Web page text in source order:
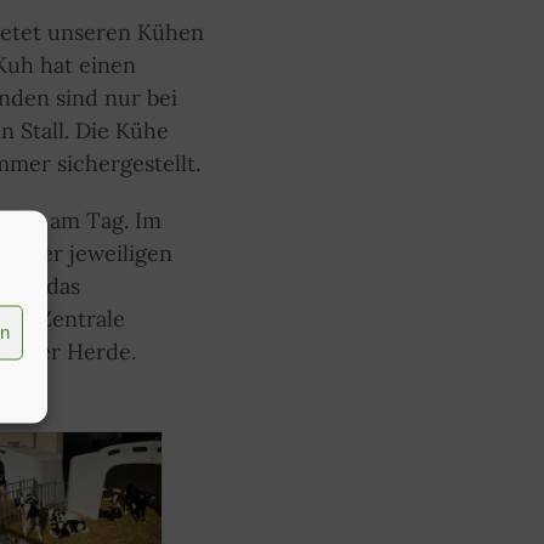
unseren Kühen
hat einen
sind nur bei
Stall. Die Kühe
sichergestellt.
am Tag. Im
der jeweiligen
das
Zentrale
der Herde.